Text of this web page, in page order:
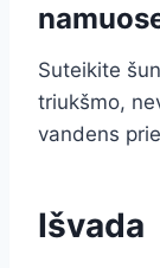
Suteikite
triukšmo,
vandens
Išvada